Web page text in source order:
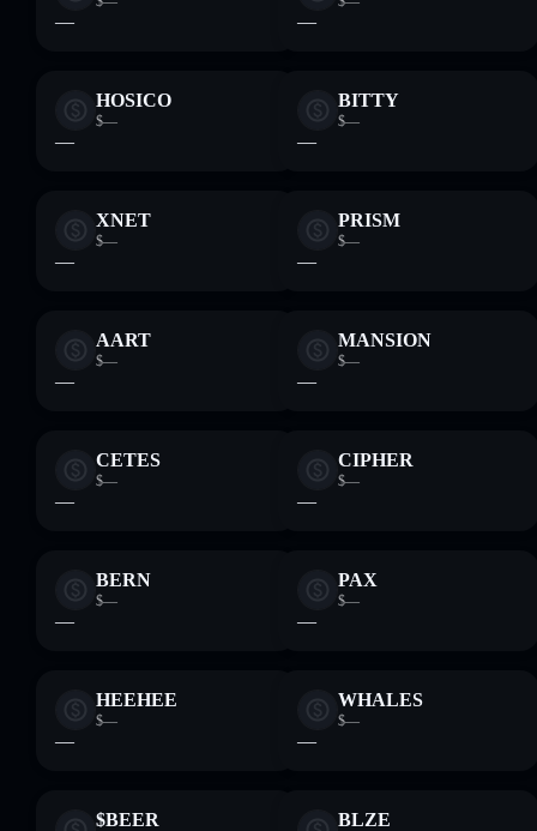
— —
HOSICO
$—
—
BITTY
$—
—
XNET
$—
—
PRISM
$—
—
AART
$—
—
MANSION
$—
—
CETES
$—
—
CIPHER
$—
—
BERN
$—
—
PAX
$—
—
HEEHEE
$—
—
WHALES
$—
—
$BEER BLZE